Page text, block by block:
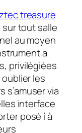
treasure
tout salle
au moyen
a
privilégiées
les
s’amuser via
interface
posé í à